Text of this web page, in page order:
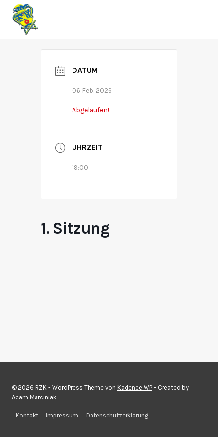
DATUM
06 Feb. 2026
Abgelaufen!
UHRZEIT
19:00
1. Sitzung
© 2026 RZK - WordPress Theme von Kadence WP - Created by
Adam Marciniak
Kontakt Impressum Datenschutzerklärung